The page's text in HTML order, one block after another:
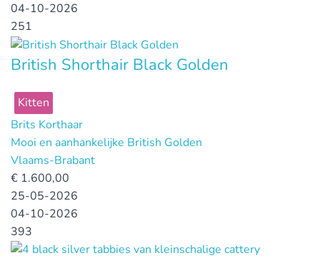
04-10-2026
251
British Shorthair Black Golden
Kitten
Brits Korthaar
Mooi en aanhankelijke British Golden
Vlaams-Brabant
€ 1.600,00
25-05-2026
04-10-2026
393